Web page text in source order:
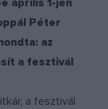
április 1-jén
Péter
az
a fesztivál
a fesztivál